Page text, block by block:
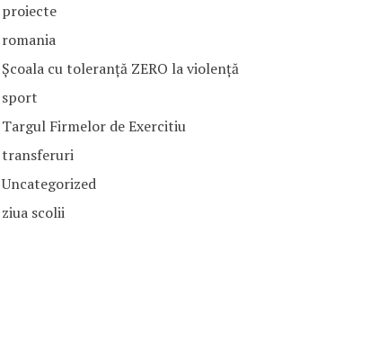
proiecte
romania
Școala cu toleranță ZERO la violență
sport
Targul Firmelor de Exercitiu
transferuri
Uncategorized
ziua scolii